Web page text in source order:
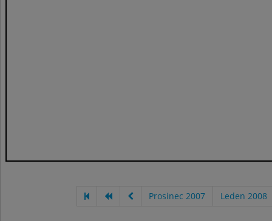
Prosinec 2007 Leden 2008